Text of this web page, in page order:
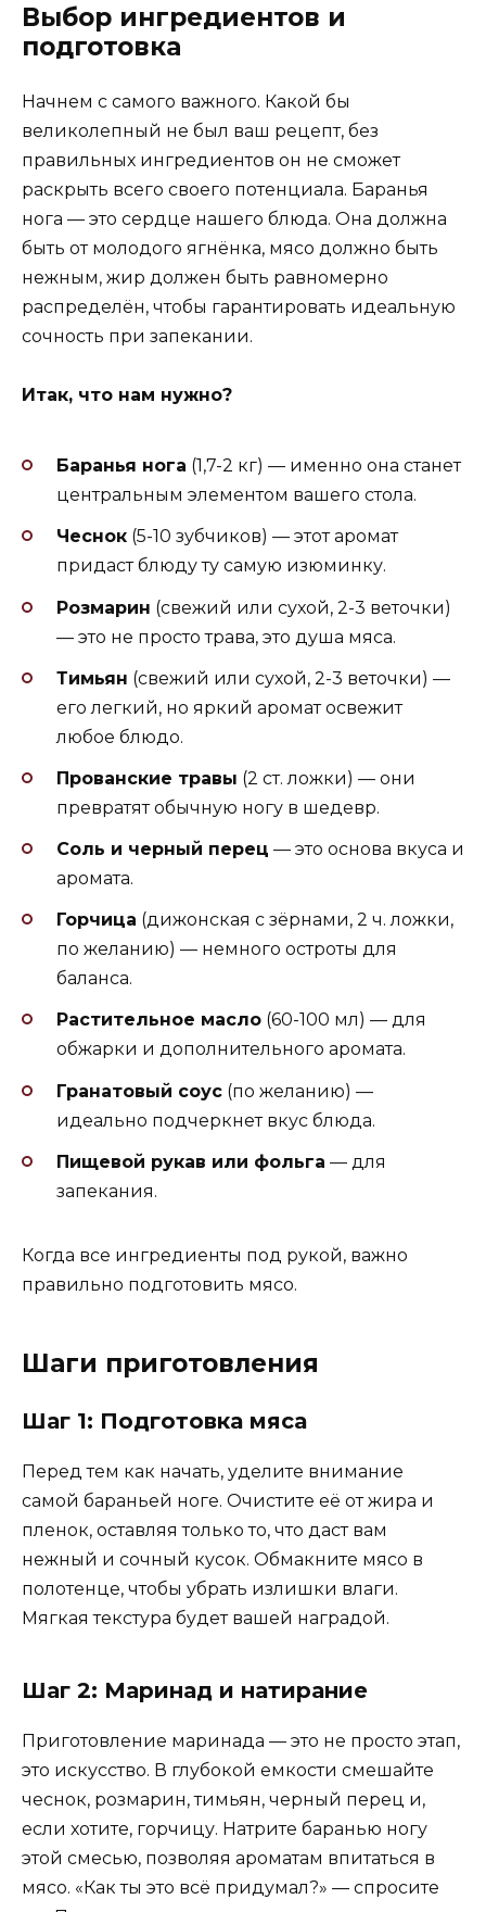
Выбор ингредиентов и
подготовка
Начнем с самого важного. Какой бы
великолепный не был ваш рецепт, без
правильных ингредиентов он не сможет
раскрыть всего своего потенциала. Баранья
нога — это сердце нашего блюда. Она должна
быть от молодого ягнёнка, мясо должно быть
нежным, жир должен быть равномерно
распределён, чтобы гарантировать идеальную
сочность при запекании.
Итак, что нам нужно?
Баранья нога (1,7-2 кг) — именно она станет
центральным элементом вашего стола.
Чеснок (5-10 зубчиков) — этот аромат
придаст блюду ту самую изюминку.
Розмарин (свежий или сухой, 2-3 веточки)
— это не просто трава, это душа мяса.
Тимьян (свежий или сухой, 2-3 веточки) —
его легкий, но яркий аромат освежит
любое блюдо.
Прованские травы (2 ст. ложки) — они
превратят обычную ногу в шедевр.
Соль и черный перец — это основа вкуса и
аромата.
Горчица (дижонская с зёрнами, 2 ч. ложки,
по желанию) — немного остроты для
баланса.
Растительное масло (60-100 мл) — для
обжарки и дополнительного аромата.
Гранатовый соус (по желанию) —
идеально подчеркнет вкус блюда.
Пищевой рукав или фольга — для
запекания.
Когда все ингредиенты под рукой, важно
правильно подготовить мясо.
Шаги приготовления
Шаг 1: Подготовка мяса
Перед тем как начать, уделите внимание
самой бараньей ноге. Очистите её от жира и
пленок, оставляя только то, что даст вам
нежный и сочный кусок. Обмакните мясо в
полотенце, чтобы убрать излишки влаги.
Мягкая текстура будет вашей наградой.
Шаг 2: Маринад и натирание
Приготовление маринада — это не просто этап,
это искусство. В глубокой емкости смешайте
чеснок, розмарин, тимьян, черный перец и,
если хотите, горчицу. Натрите баранью ногу
этой смесью, позволяя ароматам впитаться в
мясо. «Как ты это всё придумал?» — спросите